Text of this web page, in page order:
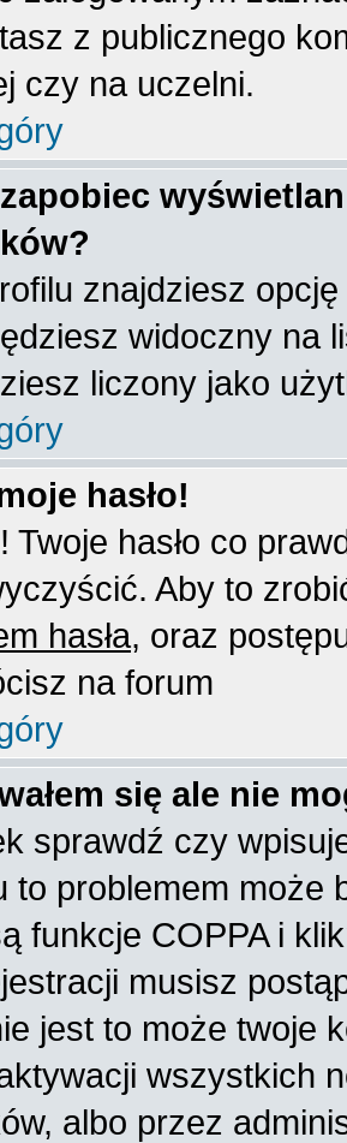
z publicznego
czy na uczelni.
znajdziesz opcję
widoczny na
liczony jako
hasło!
Twoje hasło co
Aby to
hasła, oraz
na forum
się ale nie
sprawdź czy
to problemem może
funkcje COPPA i
musisz
jest to może twoje
wszystkich
albo przez